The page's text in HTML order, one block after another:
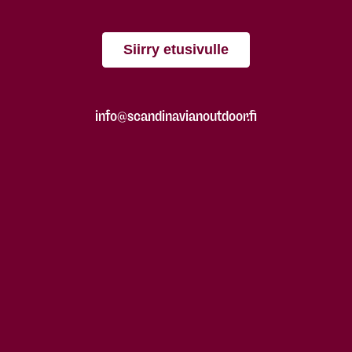
Siirry etusivulle
info@scandinavianoutdoor.fi